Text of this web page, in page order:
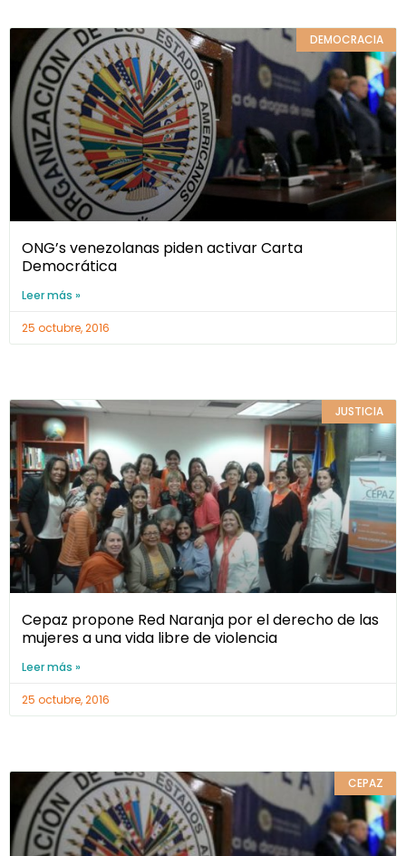
DEMOCRACIA
ONG’s venezolanas piden activar Carta
Democrática
Leer más »
25 octubre, 2016
JUSTICIA
Cepaz propone Red Naranja por el derecho de las
mujeres a una vida libre de violencia
Leer más »
25 octubre, 2016
CEPAZ